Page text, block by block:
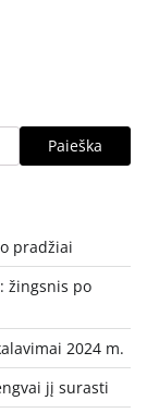
Paieška
pradžiai
žingsnis po
2024 m.
jį surasti